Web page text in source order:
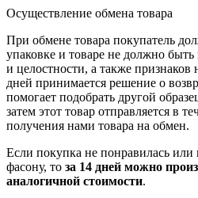
Осуществление обмена товара
При обмене товара покупатель
упаковке и товаре не должно
и целостности, а также
дней принимается решение о
помогает подобрать другой
затем этот товар отправляется в
получения нами товара на обмен.
Если покупка не понравилась
фасону, то за 14 дней можно
аналогичной стоимости.